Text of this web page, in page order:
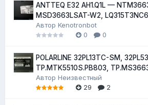
ANTTEQ E32 AH1.Q1L —
MSD3663LSAT-W2,
Автор Kenotronbot
0
0
POLARLINE 32PL13TC-SM,
TP.MTK5510S.PB803,
Автор Неизвестный
29
2